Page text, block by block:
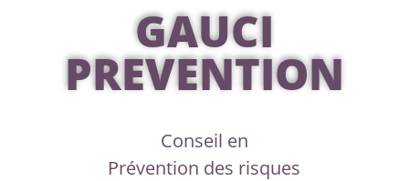
GAUCI
PREVENTION
Conseil en
Prévention des risques